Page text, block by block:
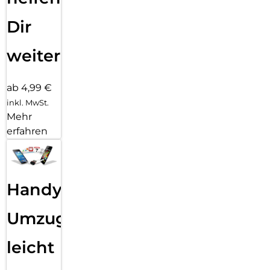
Dir
weiter
ab 4,99 €
inkl. MwSt.
Mehr
erfahren
Handy
Umzug
leicht